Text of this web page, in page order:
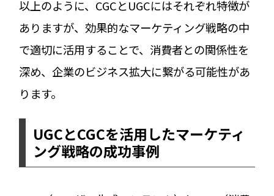
以上のように、CGCとUGCにはそれぞれ特徴が
ありますが、効果的なマーケティング戦略の中
で適切に活用することで、消費者との関係性を
深め、企業のビジネス拡大に繋がる可能性があ
ります。
UGCとCGCを活用したマーケティ
ング戦略の成功事例